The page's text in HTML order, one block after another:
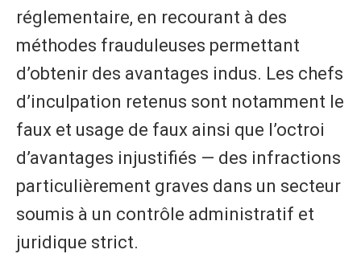
réglementaire, en recourant à des
méthodes frauduleuses permettant
d’obtenir des avantages indus. Les chefs
d’inculpation retenus sont notamment le
faux et usage de faux ainsi que l’octroi
d’avantages injustifiés — des infractions
particulièrement graves dans un secteur
soumis à un contrôle administratif et
juridique strict.